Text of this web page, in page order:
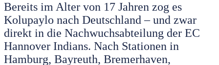
Bereits im Alter von 17 Jahren zog es
Kolupaylo nach Deutschland – und zwar
direkt in die Nachwuchsabteilung der EC
Hannover Indians. Nach Stationen in
Hamburg, Bayreuth, Bremerhaven,